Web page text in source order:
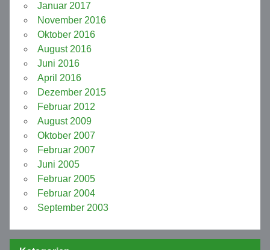
Januar 2017
November 2016
Oktober 2016
August 2016
Juni 2016
April 2016
Dezember 2015
Februar 2012
August 2009
Oktober 2007
Februar 2007
Juni 2005
Februar 2005
Februar 2004
September 2003